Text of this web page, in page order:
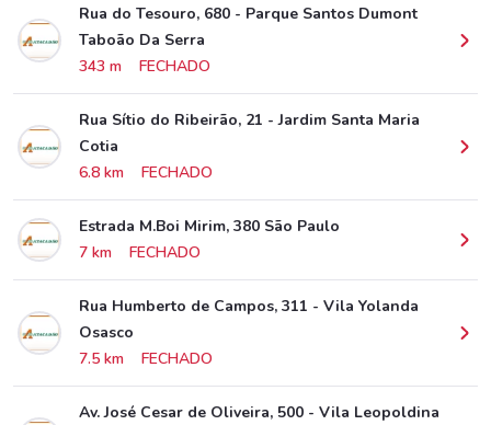
Rua do Tesouro, 680 - Parque Santos Dumont
Taboão Da Serra
343 m
FECHADO
Rua Sítio do Ribeirão, 21 - Jardim Santa Maria
Cotia
6.8 km
FECHADO
Estrada M.Boi Mirim, 380 São Paulo
7 km
FECHADO
Rua Humberto de Campos, 311 - Vila Yolanda
Osasco
7.5 km
FECHADO
Av. José Cesar de Oliveira, 500 - Vila Leopoldina